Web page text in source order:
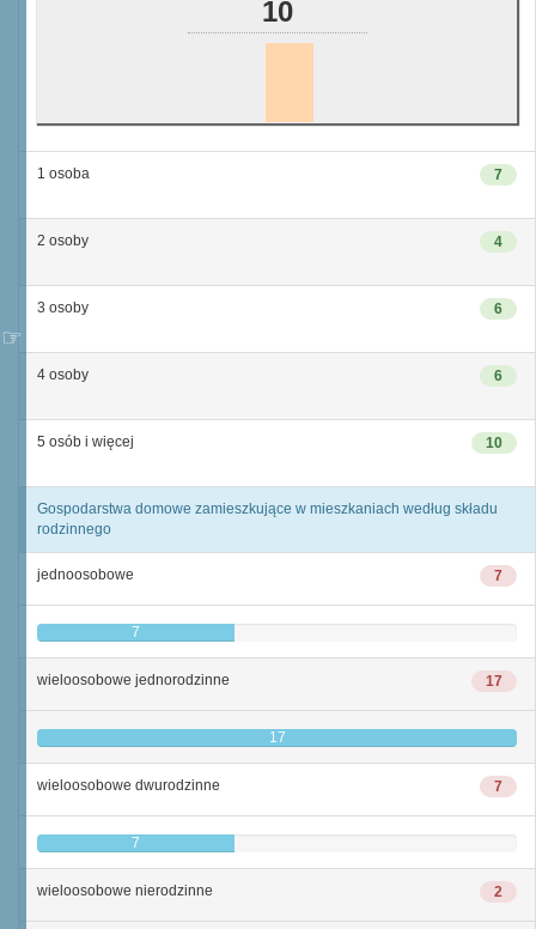
10
7
1 osoba
4
2 osoby
6
3 osoby
6
4 osoby
10
5 osób i więcej
Gospodarstwa domowe zamieszkujące w mieszkaniach według składu
rodzinnego
7
jednoosobowe
7
17
wieloosobowe jednorodzinne
17
7
wieloosobowe dwurodzinne
7
2
wieloosobowe nierodzinne